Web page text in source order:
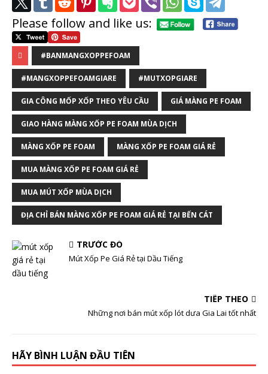
Please follow and like us:
#BANMANGXOPPEFOAM
#MANGXOPPEFOAMGIARE #MUTXOPGIARE
GIA CÔNG MỐP XỐP THEO YÊU CẦU GIÁ MÀNG PE FOAM
GIAO HÀNG MÀNG XỐP PE FOAM MÙA DỊCH
MÀNG XỐP PE FOAM MÀNG XỐP PE FOAM GIÁ RẺ
MUA MÀNG XỐP PE FOAM GIÁ RẺ
MUA MÚT XỐP MÙA DỊCH
ĐỊA CHỈ BÁN MÀNG XỐP PE FOAM GIÁ RẺ TẠI BẾN CÁT
TRƯỚC ĐÓ
Mút Xốp Pe Giá Rẻ tại Dầu Tiếng
TIẾP THEO
Những nơi bán mút xốp lót dưa Gia Lai tốt nhất
HÃY BÌNH LUẬN ĐẦU TIÊN